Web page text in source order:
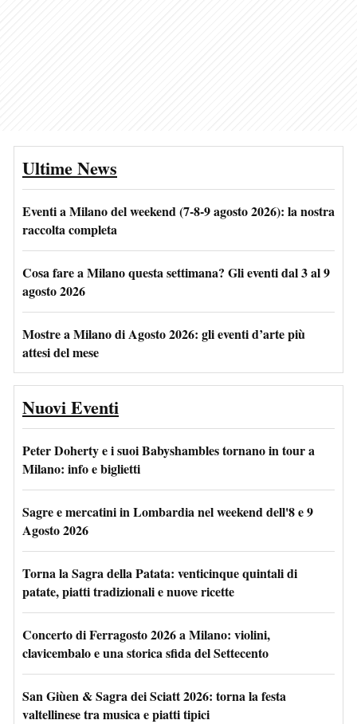
Ultime News
Eventi a Milano del weekend (7-8-9 agosto 2026): la nostra
raccolta completa
Cosa fare a Milano questa settimana? Gli eventi dal 3 al 9
agosto 2026
Mostre a Milano di Agosto 2026: gli eventi d’arte più
attesi del mese
Nuovi Eventi
Peter Doherty e i suoi Babyshambles tornano in tour a
Milano: info e biglietti
Sagre e mercatini in Lombardia nel weekend dell'8 e 9
Agosto 2026
Torna la Sagra della Patata: venticinque quintali di
patate, piatti tradizionali e nuove ricette
Concerto di Ferragosto 2026 a Milano: violini,
clavicembalo e una storica sfida del Settecento
San Giùen & Sagra dei Sciatt 2026: torna la festa
valtellinese tra musica e piatti tipici